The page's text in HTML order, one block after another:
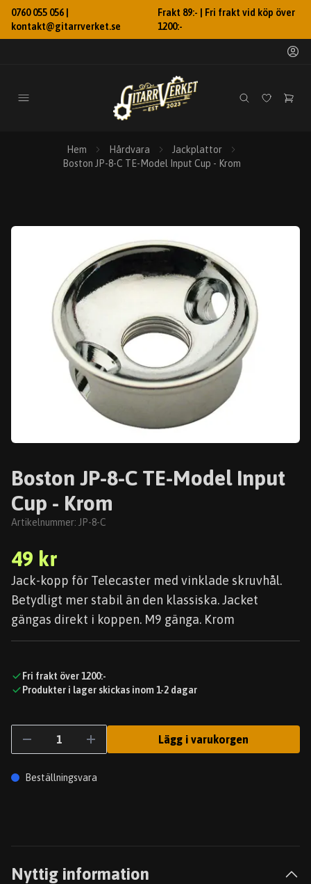
0760 055 056 |
kontakt@gitarrverket.se
Frakt 89:- | Fri frakt vid köp över
1200:-
Hem Hårdvara
Jackplattor
Boston JP-8-C TE-Model Input Cup - Krom
Boston JP-8-C TE-Model Input
Cup - Krom
Artikelnummer: JP-8-C
49 kr
Jack-kopp för Telecaster med vinklade skruvhål.
Betydligt mer stabil än den klassiska. Jacket
gängas direkt i koppen. M9 gänga. Krom
Fri frakt över 1200:-
Produkter i lager skickas inom 1-2 dagar
Lägg i varukorgen
Beställningsvara
Nyttig information